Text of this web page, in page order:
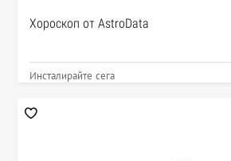
Хороскоп от AstroData
Инсталирайте сега